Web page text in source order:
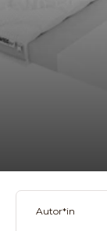
Autor*in